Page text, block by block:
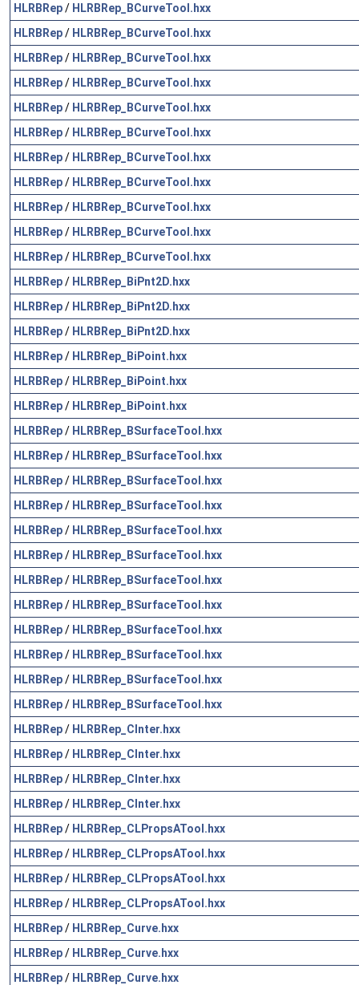
HLRBRep/ HLRBRep_BCurveTool.hxx
HLRBRep/ HLRBRep_BCurveTool.hxx
HLRBRep/ HLRBRep_BCurveTool.hxx
HLRBRep/ HLRBRep_BCurveTool.hxx
HLRBRep/ HLRBRep_BCurveTool.hxx
HLRBRep/ HLRBRep_BCurveTool.hxx
HLRBRep/ HLRBRep_BCurveTool.hxx
HLRBRep/ HLRBRep_BCurveTool.hxx
HLRBRep/ HLRBRep_BCurveTool.hxx
HLRBRep/ HLRBRep_BCurveTool.hxx
HLRBRep/ HLRBRep_BCurveTool.hxx
HLRBRep/ HLRBRep_BiPnt2D.hxx
HLRBRep/ HLRBRep_BiPnt2D.hxx
HLRBRep/ HLRBRep_BiPnt2D.hxx
HLRBRep/ HLRBRep_BiPoint.hxx
HLRBRep/ HLRBRep_BiPoint.hxx
HLRBRep/ HLRBRep_BiPoint.hxx
HLRBRep/ HLRBRep_BSurfaceTool.hxx
HLRBRep/ HLRBRep_BSurfaceTool.hxx
HLRBRep/ HLRBRep_BSurfaceTool.hxx
HLRBRep/ HLRBRep_BSurfaceTool.hxx
HLRBRep/ HLRBRep_BSurfaceTool.hxx
HLRBRep/ HLRBRep_BSurfaceTool.hxx
HLRBRep/ HLRBRep_BSurfaceTool.hxx
HLRBRep/ HLRBRep_BSurfaceTool.hxx
HLRBRep/ HLRBRep_BSurfaceTool.hxx
HLRBRep/ HLRBRep_BSurfaceTool.hxx
HLRBRep/ HLRBRep_BSurfaceTool.hxx
HLRBRep/ HLRBRep_BSurfaceTool.hxx
HLRBRep/ HLRBRep_CInter.hxx
HLRBRep/ HLRBRep_CInter.hxx
HLRBRep/ HLRBRep_CInter.hxx
HLRBRep/ HLRBRep_CInter.hxx
HLRBRep/ HLRBRep_CLPropsATool.hxx
HLRBRep/ HLRBRep_CLPropsATool.hxx
HLRBRep/ HLRBRep_CLPropsATool.hxx
HLRBRep/ HLRBRep_CLPropsATool.hxx
HLRBRep/ HLRBRep_Curve.hxx
HLRBRep/ HLRBRep_Curve.hxx
HLRBRep/ HLRBRep_Curve.hxx